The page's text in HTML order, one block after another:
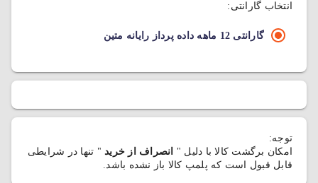
انتخاب گارانتی:
گارانتی 12 ماهه داده پرداز رایانه متین
توجه:
امکان برگشت کالا با دلیل "
انصراف از خرید " تنها در شرایطی
قابل قبول است که پلمپ کالا باز نشده باشد.